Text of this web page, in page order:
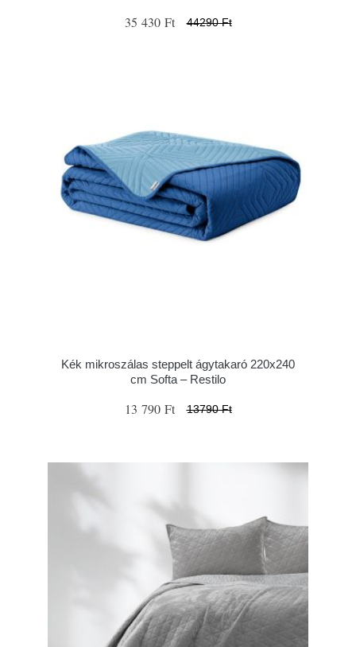
35 430 Ft 44290 Ft
Kék mikroszálas steppelt ágytakaró 220x240
cm Softa – Restilo
13 790 Ft 13790 Ft